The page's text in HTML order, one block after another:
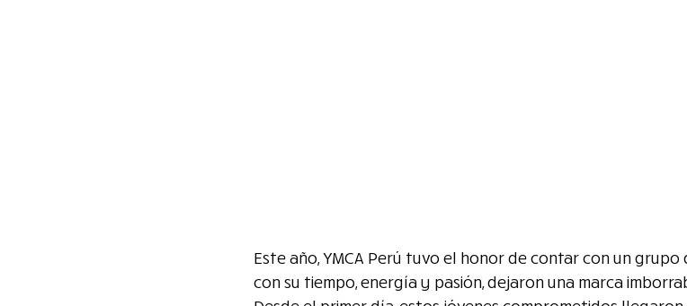
Este año, YMCA Perú tuvo el honor de contar con un
con su tiempo, energía y pasión, dejaron una marca